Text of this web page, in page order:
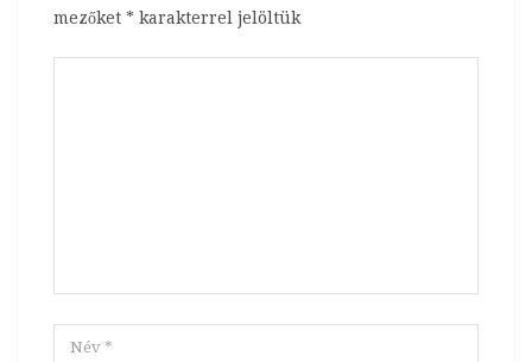
mezőket * karakterrel jelöltük